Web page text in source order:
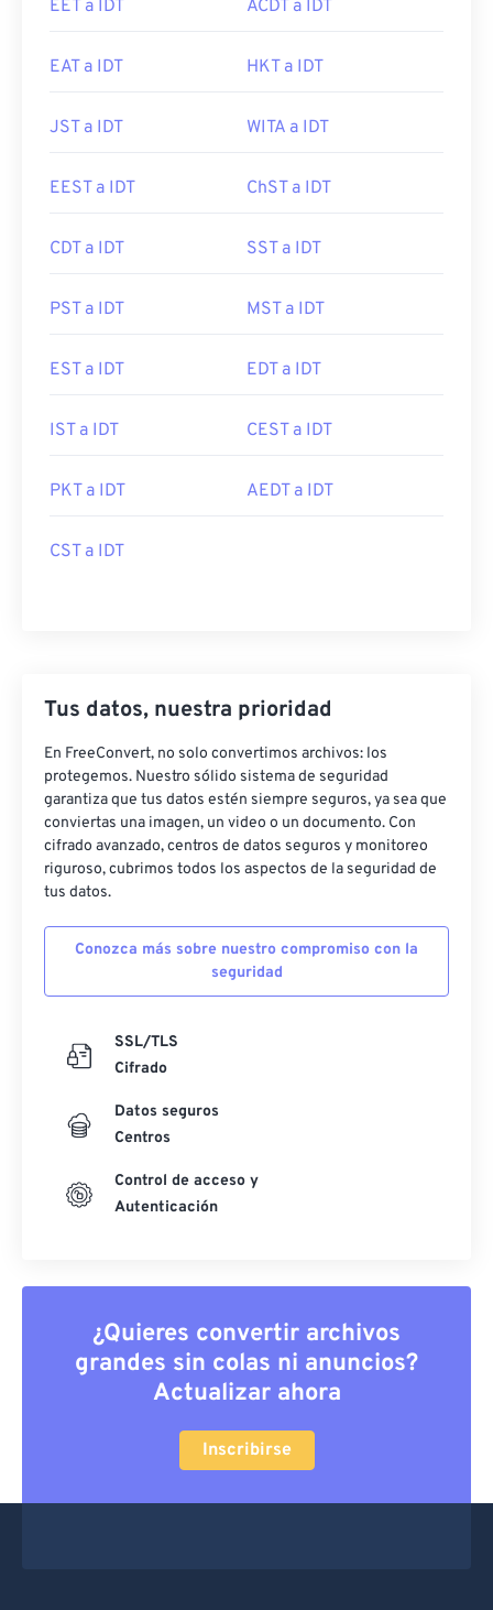
EET a IDT ACDT a IDT
EAT a IDT HKT a IDT
JST a IDT WITA a IDT
EEST a IDT ChST a IDT
CDT a IDT SST a IDT
PST a IDT MST a IDT
EST a IDT EDT a IDT
IST a IDT CEST a IDT
PKT a IDT AEDT a IDT
CST a IDT
Tus datos, nuestra prioridad
En FreeConvert, no solo convertimos archivos: los
protegemos. Nuestro sólido sistema de seguridad
garantiza que tus datos estén siempre seguros, ya sea que
conviertas una imagen, un video o un documento. Con
cifrado avanzado, centros de datos seguros y monitoreo
riguroso, cubrimos todos los aspectos de la seguridad de
tus datos.
Conozca más sobre nuestro compromiso con la
seguridad
SSL/TLS
Cifrado
Datos seguros
Centros
Control de acceso y
Autenticación
¿Quieres convertir archivos
grandes sin colas ni anuncios?
Actualizar ahora
Inscribirse